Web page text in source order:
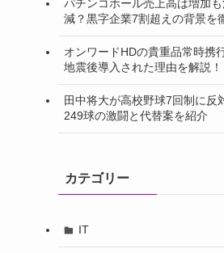
パチンコホール売上高は増加
減？黒字企業7割超えの背景を
オンワードHDの貴重品常時携
地震後導入された理由を解説！
田中将大が高校野球7回制に反
249球の激闘と代替案を紹介
カテゴリー
IT